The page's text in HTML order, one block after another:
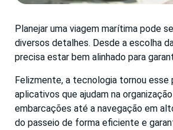
Planejar uma viagem marítima pode
diversos detalhes. Desde a escolha
precisa estar bem alinhado para
Felizmente, a tecnologia tornou
aplicativos que ajudam na
embarcações até a navegação em
do passeio de forma eficiente e